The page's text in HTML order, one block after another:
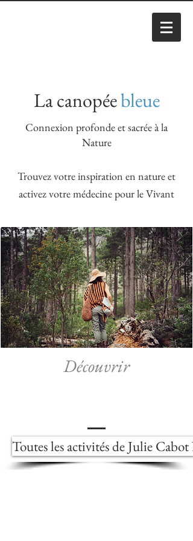
La canopéebleue
Connexion profonde et sacrée à la
Nature
Trouvez votre inspiration en nature et
activez votre médecine pour le Vivant
Découvrir
Toutes les activités de Julie